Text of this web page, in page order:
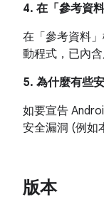
4. 在「參考資
在「參考資料
動程式，已內
5. 為什麼有些
如要宣告
安全漏洞 (例如
版本